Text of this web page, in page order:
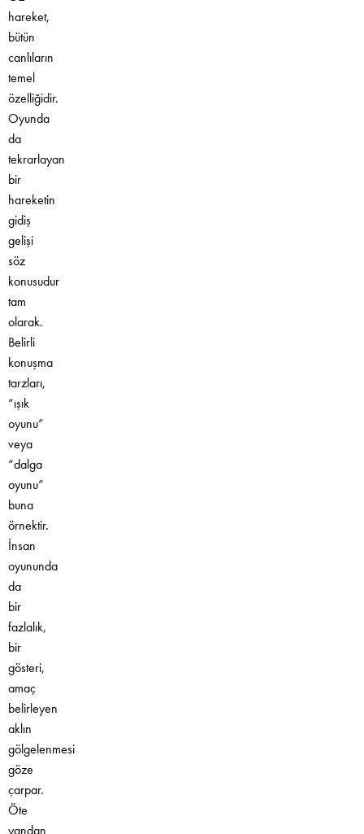
hareket,
bütün
canlıların
temel
özelliğidir.
Oyunda
da
tekrarlayan
bir
hareketin
gidiş
gelişi
söz
konusudur
tam
olarak.
Belirli
konuşma
tarzları,
“ışık
oyunu”
veya
“dalga
oyunu”
buna
örnektir.
İnsan
oyununda
da
bir
fazlalık,
bir
gösteri,
amaç
belirleyen
aklın
gölgelenmesi
göze
çarpar.
Öte
yandan